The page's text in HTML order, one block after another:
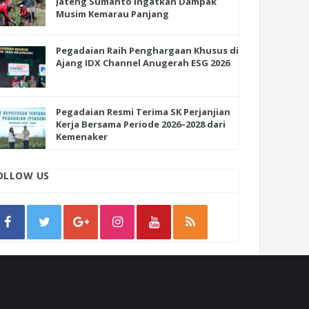
Musim Kemarau Panjang
Pegadaian Raih Penghargaan Khusus di
Ajang IDX Channel Anugerah ESG 2026
Pegadaian Resmi Terima SK Perjanjian
Kerja Bersama Periode 2026–2028 dari
Kemenaker
US